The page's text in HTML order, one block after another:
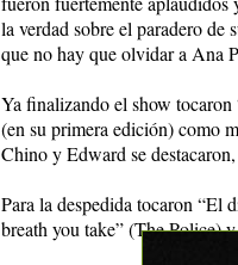
la verdad sobre el paradero de
que no hay que olvidar a Ana
Ya finalizando el show
(en su primera edición) como
Chino y Edward se
Para la despedida tocaron “El
breath you take” (The Police)